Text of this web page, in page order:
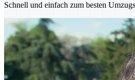
Schnell und einfach zum besten